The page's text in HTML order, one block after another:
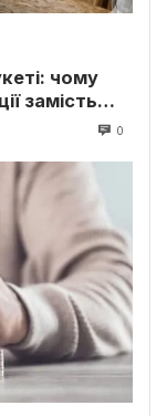
чому
замість
0